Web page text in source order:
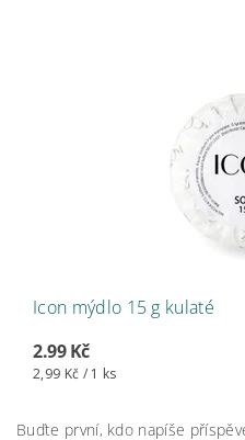
Icon mýdlo 15 g kulaté
2.99 Kč
2,99 Kč / 1 ks
Buďte první, kdo napíše